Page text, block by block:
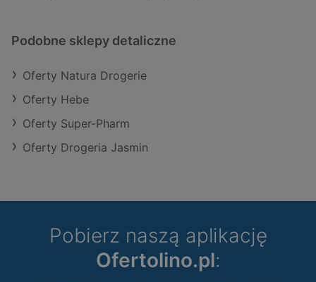
Podobne sklepy detaliczne
Oferty Natura Drogerie
Oferty Hebe
Oferty Super-Pharm
Oferty Drogeria Jasmin
Pobierz naszą aplikację
Ofertolino.pl: